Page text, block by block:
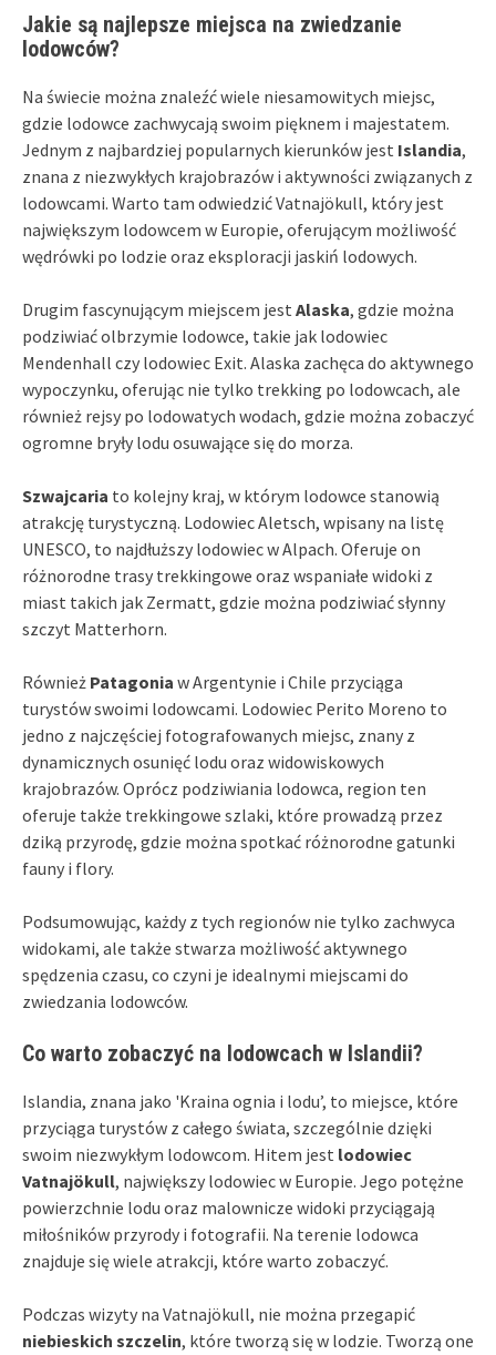
Jakie są najlepsze miejsca na zwiedzanie
lodowców?
Na świecie można znaleźć wiele niesamowitych miejsc,
gdzie lodowce zachwycają swoim pięknem i majestatem.
Jednym z najbardziej popularnych kierunków jest Islandia,
znana z niezwykłych krajobrazów i aktywności związanych z
lodowcami. Warto tam odwiedzić Vatnajökull, który jest
największym lodowcem w Europie, oferującym możliwość
wędrówki po lodzie oraz eksploracji jaskiń lodowych.
Drugim fascynującym miejscem jest Alaska, gdzie można
podziwiać olbrzymie lodowce, takie jak lodowiec
Mendenhall czy lodowiec Exit. Alaska zachęca do aktywnego
wypoczynku, oferując nie tylko trekking po lodowcach, ale
również rejsy po lodowatych wodach, gdzie można zobaczyć
ogromne bryły lodu osuwające się do morza.
Szwajcaria to kolejny kraj, w którym lodowce stanowią
atrakcję turystyczną. Lodowiec Aletsch, wpisany na listę
UNESCO, to najdłuższy lodowiec w Alpach. Oferuje on
różnorodne trasy trekkingowe oraz wspaniałe widoki z
miast takich jak Zermatt, gdzie można podziwiać słynny
szczyt Matterhorn.
Również Patagonia w Argentynie i Chile przyciąga
turystów swoimi lodowcami. Lodowiec Perito Moreno to
jedno z najczęściej fotografowanych miejsc, znany z
dynamicznych osunięć lodu oraz widowiskowych
krajobrazów. Oprócz podziwiania lodowca, region ten
oferuje także trekkingowe szlaki, które prowadzą przez
dziką przyrodę, gdzie można spotkać różnorodne gatunki
fauny i flory.
Podsumowując, każdy z tych regionów nie tylko zachwyca
widokami, ale także stwarza możliwość aktywnego
spędzenia czasu, co czyni je idealnymi miejscami do
zwiedzania lodowców.
Co warto zobaczyć na lodowcach w Islandii?
Islandia, znana jako 'Kraina ognia i lodu’, to miejsce, które
przyciąga turystów z całego świata, szczególnie dzięki
swoim niezwykłym lodowcom. Hitem jest lodowiec
Vatnajökull, największy lodowiec w Europie. Jego potężne
powierzchnie lodu oraz malownicze widoki przyciągają
miłośników przyrody i fotografii. Na terenie lodowca
znajduje się wiele atrakcji, które warto zobaczyć.
Podczas wizyty na Vatnajökull, nie można przegapić
niebieskich szczelin, które tworzą się w lodzie. Tworzą one